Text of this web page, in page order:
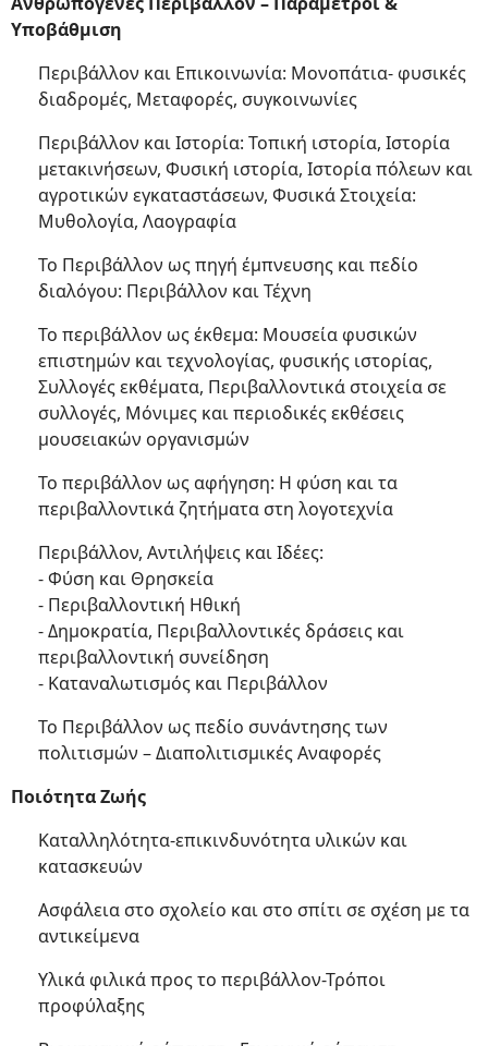
Υποβάθμιση
Περιβάλλον και Επικοινωνία: Μονοπάτια- φυσικές
διαδρομές, Μεταφορές, συγκοινωνίες
Περιβάλλον και Ιστορία: Τοπική ιστορία, Ιστορία
μετακινήσεων, Φυσική ιστορία, Ιστορία πόλεων και
αγροτικών εγκαταστάσεων, Φυσικά Στοιχεία:
Μυθολογία, Λαογραφία
Το Περιβάλλον ως πηγή έμπνευσης και πεδίο
διαλόγου: Περιβάλλον και Τέχνη
Το περιβάλλον ως έκθεμα: Μουσεία φυσικών
επιστημών και τεχνολογίας, φυσικής ιστορίας,
Συλλογές εκθέματα, Περιβαλλοντικά στοιχεία σε
συλλογές, Μόνιμες και περιοδικές εκθέσεις
μουσειακών οργανισμών
Το περιβάλλον ως αφήγηση: Η φύση και τα
περιβαλλοντικά ζητήματα στη λογοτεχνία
Περιβάλλον, Αντιλήψεις και Ιδέες:
- Φύση και Θρησκεία
- Περιβαλλοντική Ηθική
- Δημοκρατία, Περιβαλλοντικές δράσεις και
περιβαλλοντική συνείδηση
- Καταναλωτισμός και Περιβάλλον
Το Περιβάλλον ως πεδίο συνάντησης των
πολιτισμών – Διαπολιτισμικές Αναφορές
Ποιότητα Ζωής
Καταλληλότητα-επικινδυνότητα υλικών και
κατασκευών
Ασφάλεια στο σχολείο και στο σπίτι σε σχέση με τα
αντικείμενα
Υλικά φιλικά προς το περιβάλλον-Τρόποι
προφύλαξης